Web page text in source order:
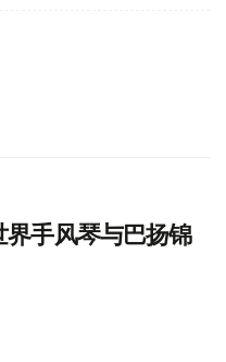
手风琴与巴扬锦